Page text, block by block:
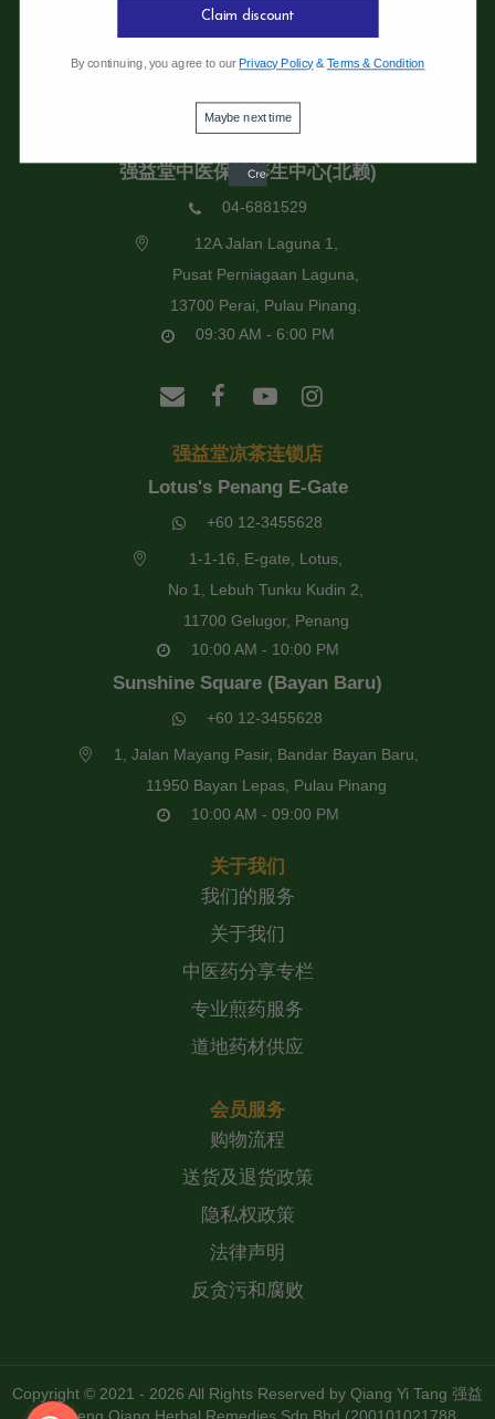
强益堂全息中医诊所(槟岛)
04-2832108
11600 Pulau Pinang.
09:30 AM - 6:00 PM
强益堂中医保健养生中心(北赖)
04-6881529
12A Jalan Laguna 1,
Pusat Perniagaan Laguna,
13700 Perai, Pulau Pinang.
09:30 AM - 6:00 PM
强益堂凉茶连锁店
Lotus's Penang E-Gate
+60 12-3455628
1-1-16, E-gate, Lotus,
No 1, Lebuh Tunku Kudin 2,
11700 Gelugor, Penang
10:00 AM - 10:00 PM
Sunshine Square (Bayan Baru)
+60 12-3455628
1, Jalan Mayang Pasir, Bandar Bayan Baru,
11950 Bayan Lepas, Pulau Pinang
10:00 AM - 09:00 PM
关于我们
我们的服务
关于我们
中医药分享专栏
专业煎药服务
道地药材供应
会员服务
购物流程
送货及退货政策
隐私权政策
法律声明
反贪污和腐败
Copyright © 2021 - 2026 All Rights Reserved by Qiang Yi Tang 强益
Claim discount
By continuing, you agree to our Privacy Policy&Terms & Condition
Maybe next time